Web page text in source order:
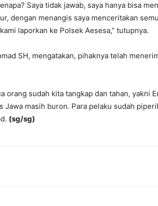
Saya tidak jawab, saya hanya bisa
dengan menangis saya menceritakan
laporkan ke Polsek Aesesa,” tutupnya.
SH, mengatakan, pihaknya telah
orang sudah kita tangkap dan tahan, yakni
Jawa masih buron. Para pelaku sudah
(sg/sg)